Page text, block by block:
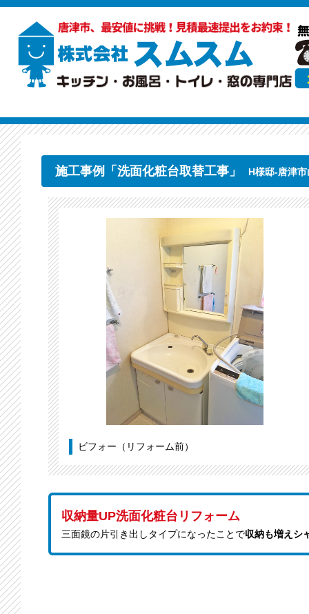
施工事例「洗面化粧台取替工事」 H様邸-唐津
ビフォー（リフォーム前）
収納量UP洗面化粧台リフォーム
三面鏡の片引き出しタイプになったことで収納も増えシ